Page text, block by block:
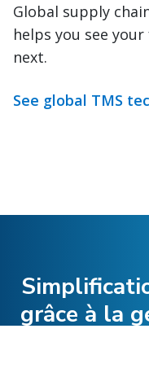
Global supply
helps you see
next.
See global TMS
grâce à la